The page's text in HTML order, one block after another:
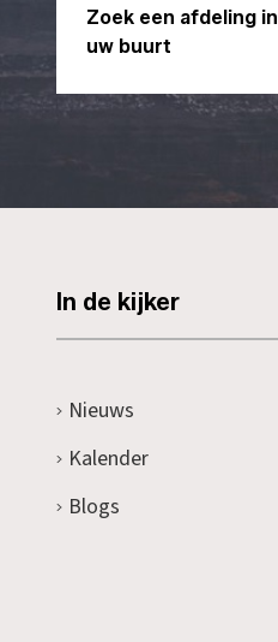
Zoek een afdeling in
uw buurt
In de kijker
Nieuws
Kalender
Blogs